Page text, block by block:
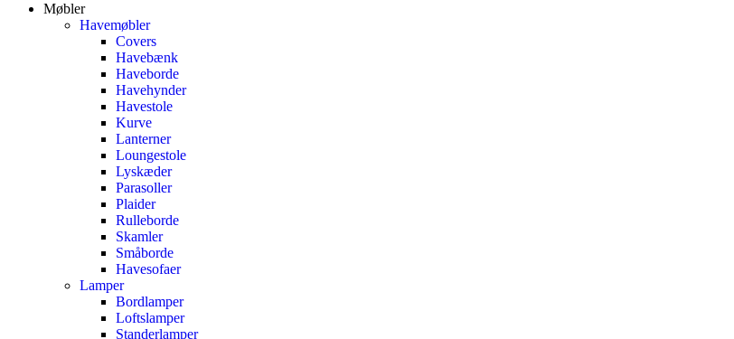
Møbler
Havemøbler
Covers
Havebænk
Haveborde
Havehynder
Havestole
Kurve
Lanterner
Loungestole
Lyskæder
Parasoller
Plaider
Rulleborde
Skamler
Småborde
Havesofaer
Lamper
Bordlamper
Loftslamper
Standerlamper